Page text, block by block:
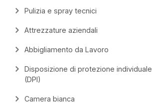
Pulizia e spray tecnici
Attrezzature aziendali
Abbigliamento da Lavoro
Disposizione di protezione individuale
(DPI)
Camera bianca